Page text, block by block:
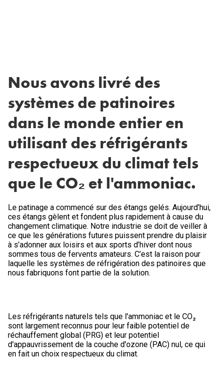
Nous avons livré des
systèmes de patinoires
dans le monde entier en
utilisant des réfrigérants
respectueux du climat tels
que le CO₂ et l'ammoniac.
Le patinage a commencé sur des étangs gelés. Aujourd’hui,
ces étangs gèlent et fondent plus rapidement à cause du
changement climatique. Notre industrie se doit de veiller à
ce que les générations futures puissent prendre du plaisir
à s’adonner aux loisirs et aux sports d’hiver dont nous
sommes tous de fervents amateurs. C’est la raison pour
laquelle les systèmes de réfrigération des patinoires que
nous fabriquons font partie de la solution.
Les réfrigérants naturels tels que l'ammoniac et le CO₂
sont largement reconnus pour leur faible potentiel de
réchauffement global (PRG) et leur potentiel
d'appauvrissement de la couche d'ozone (PAC) nul, ce qui
en fait un choix respectueux du climat.